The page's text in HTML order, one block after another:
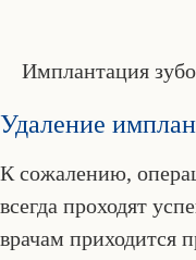
Имплантация
Удаление
К сожалению,
всегда проходят
врачам приходится